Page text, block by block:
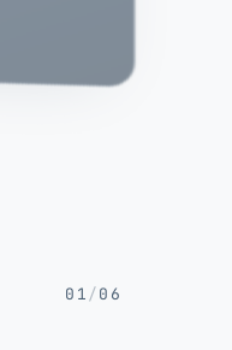
01 /06